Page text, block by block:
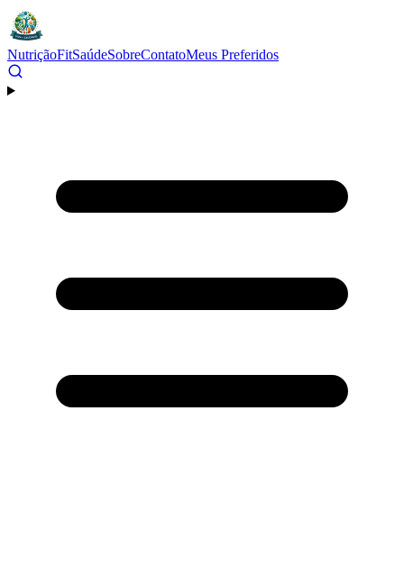
NutriçãoFitSaúdeSobreContatoMeus Preferidos